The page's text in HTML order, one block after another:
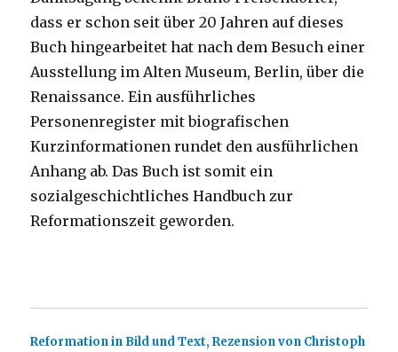
dass er schon seit über 20 Jahren auf dieses
Buch hingearbeitet hat nach dem Besuch einer
Ausstellung im Alten Museum, Berlin, über die
Renaissance. Ein ausführliches
Personenregister mit biografischen
Kurzinformationen rundet den ausführlichen
Anhang ab. Das Buch ist somit ein
sozialgeschichtliches Handbuch zur
Reformationszeit geworden.
Reformation in Bild und Text, Rezension von Christoph